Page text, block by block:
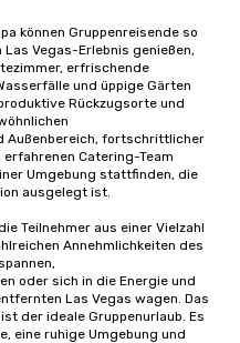
können Gruppenreisende so
Vegas-Erlebnis genießen,
erfrischende
und üppige Gärten
Rückzugsorte und
Außenbereich, fortschrittlicher
Catering-Team
Umgebung stattfinden, die
ausgelegt ist.
Teilnehmer aus einer Vielzahl
Annehmlichkeiten des
oder sich in die Energie und
Las Vegas wagen. Das
der ideale Gruppenurlaub. Es
eine ruhige Umgebung und